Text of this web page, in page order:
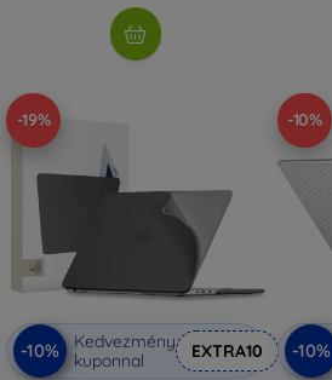
-19%
-10%
Kedvezmény
kuponnal
EXTRA10
-10%
-10%